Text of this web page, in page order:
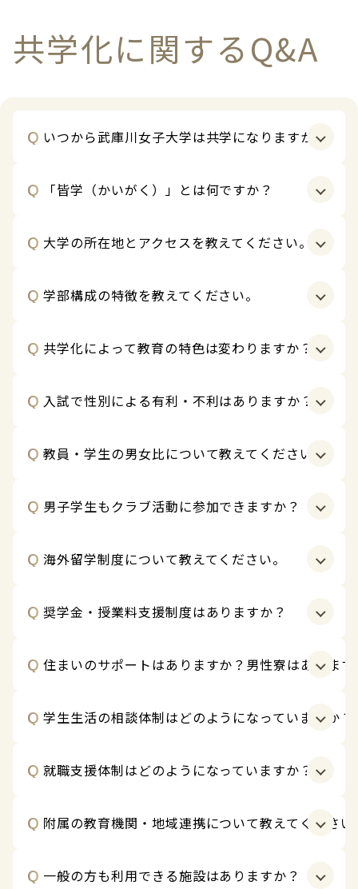
共学化に関するQ&A
Q いつから武庫川女子大学は共学になりますか？
A
2027年4月より、武庫川女子大学は「武庫川大学」に
「皆学（かいがく）」と呼んでいます。性別・国籍・
う理念を込めた言葉です。
Q 「皆学（かいがく）」とは何ですか？
A 「皆学（かいがく）」は、武庫川女子大学が2027年の
籍・年齢を問わず、すべての人に学びを開くという理
の「皆学（かいがく）」の理念のもと、多様な学生が
Q 大学の所在地とアクセスを教えてください。
A 武庫川大学は兵庫県西宮市に位置し、中央キャンパス
便性抜群です。阪神甲子園球場に近く、同じ西宮市内
す。キャンパス間は専用スクールバスで10～15分で移
Q 学部構成の特徴を教えてください。
A 13学部21学科を有する総合大学として、文学、教育を
で多分野にわたる学びを提供しています。看護師・管
らびに教員採用試験において高い合格実績を有しま
Q 共学化によって教育の特色は変わりますか？
A 少人数教育やきめ細かな学生支援など、本学が培って
交流の広がりを通じて新たな学びや価値創出が期待さ
Q 入試で性別による有利・不利はありますか？
A ありません。性別による区分は設けず、すべて同一の
Q 教員・学生の男女比について教えてください。
A 2025年5月1日現在、専任教員465名のうち男性227
Q 男子学生もクラブ活動に参加できますか？
A 本学には多くのクラブ・同好会があり、学生の主体的
ら検討していきます。
ついても、公認団体活動のルールに基づき申請するこ
Q 海外留学制度について教えてください。
A イギリスや韓国、ベトナムなど8か国・地域11大学と
コ・バフチェシヒル大学との短期留学交流を実施して
英語グローバル学科はワシントン州スポケーン市のア
す。アメリカ分校では他にも夏休みを利用したプログ
(寮等)の整備にも力を入れています。
Q 奨学金・授業料支援制度はありますか？
A 大学入学共通テスト利用型（前期・後期）入試では、
在学生に対しては、給付型として武庫川学院奨学、武
奨学などがあります。あわせて国の高等教育修学支援
Q 住まいのサポートはありますか？男性寮はありま
A 学生寮（現状は女子学生が対象）があるほか、提携会
男性学生の住まいについては、27年度は下宿等の紹介
え、既存寮の運用を含めた住環境整備について検討し
Q 学生生活の相談体制はどのようになっていますか？
A 学生サポート室および学生相談センターが個別相談に
Q 就職支援体制はどのようになっていますか？
A 「就職に強い武庫川女子大学」といわれるように、親
Q 附属の教育機関・地域連携について教えてください
A 本学は大学・大学院を中核に、附属保育園・附属幼稚
Q 一般の方も利用できる施設はありますか？